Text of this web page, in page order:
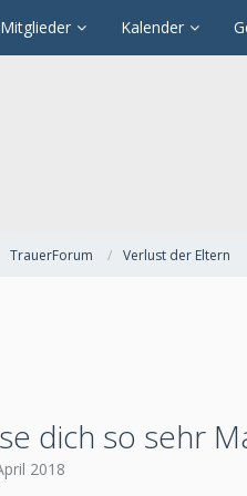
Mitglieder Kalender
TrauerForum Verlust der Eltern
dich so sehr
2018